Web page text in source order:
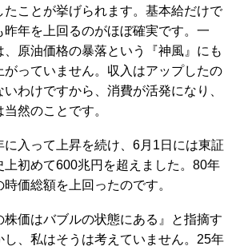
たことが挙げられます。基本給だけで
昨年を上回るのがほぼ確実です。一
原油価格の暴落という『神風』にも
がっていません。収入はアップしたの
わけですから、消費が活発になり、
然のことです。
入って上昇を続け、6月1日には東証
上初めて600兆円を超えました。80年
価総額を上回ったのです。
価はバブルの状態にある』と指摘す
し、私はそうは考えていません。25年